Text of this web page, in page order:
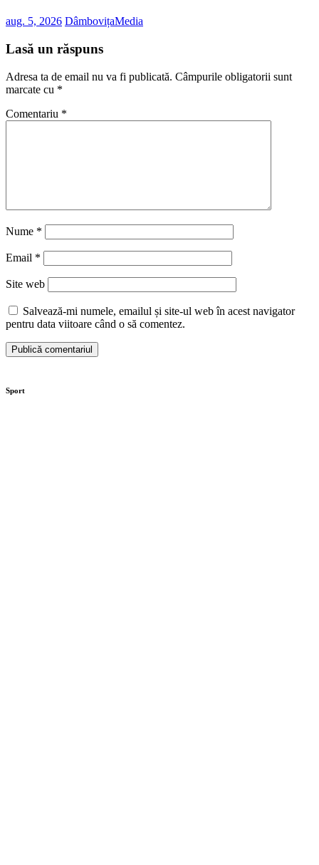
aug. 5, 2026 DâmbovițaMedia
Lasă un răspuns
Adresa ta de email nu va fi publicată. Câmpurile obligatorii sunt
marcate cu *
Comentariu *
Nume *
Email *
Site web
Salvează-mi numele, emailul și site-ul web în acest navigator
pentru data viitoare când o să comentez.
Sport